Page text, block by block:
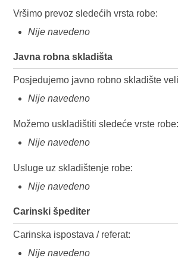
Vršimo prevoz sledećih vrsta robe:
Nije navedeno
Javna robna skladišta
Posjedujemo javno robno skladište
Nije navedeno
Možemo uskladištiti sledeće vrste robe:
Nije navedeno
Usluge uz skladištenje robe:
Nije navedeno
Carinski špediter
Carinska ispostava / referat:
Nije navedeno